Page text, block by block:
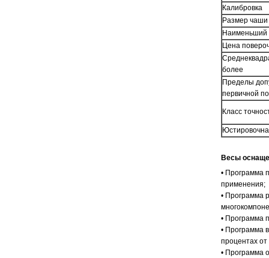
Калибровка
Размер
Наименьший
Цена
более
Пределы
первичной
Класс
Весы
• Программа
применения;
• Программа
• Программа
• Программа
процентах
• Программа